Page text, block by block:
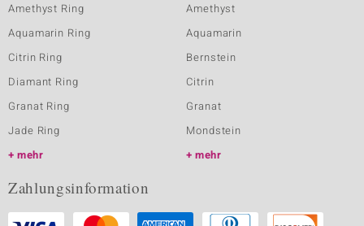
Amethyst Ring
Aquamarin Ring
Citrin Ring
Diamant Ring
Granat Ring
Jade Ring
mehr
Amethyst
Aquamarin
Bernstein
Citrin
Granat
Mondstein
mehr
Zahlungsinformation